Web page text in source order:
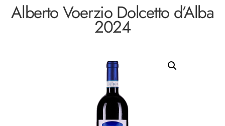
Alberto Voerzio Dolcetto d’Alba
2024